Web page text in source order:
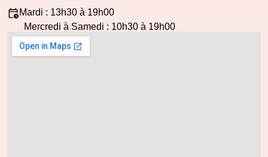
Mardi : 13h30 à 19h00
Mercredi à Samedi : 10h30 à 19h00